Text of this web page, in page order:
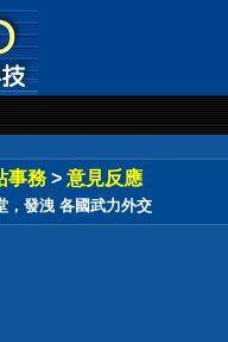
事務 > 意見反應
，發洩 各國武力外交